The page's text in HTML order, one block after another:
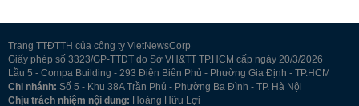
Trang TTĐTTH của công ty VietNewsCorp
Giấy phép số 3323/GP-TTĐT do Sở VH&TT TP.HCM cấp ngày 20/3/2026
Lầu 5 - Compa Building - 293 Điện Biên Phủ - Phường Gia Định - TP.HCM
Chi nhánh: Số 5 - Khu 38A Trần Phú - Phường Ba Đình - TP. Hà Nội
Chịu trách nhiệm nội dung: Hoàng Hữu Lợi